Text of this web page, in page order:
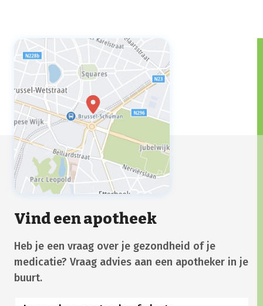
Vind een apotheek
Heb je een vraag over je gezondheid of je
medicatie? Vraag advies aan een apotheker in je
buurt.